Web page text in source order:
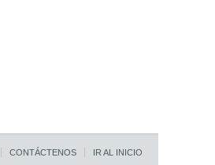
CONTÁCTENOS IR AL INICIO